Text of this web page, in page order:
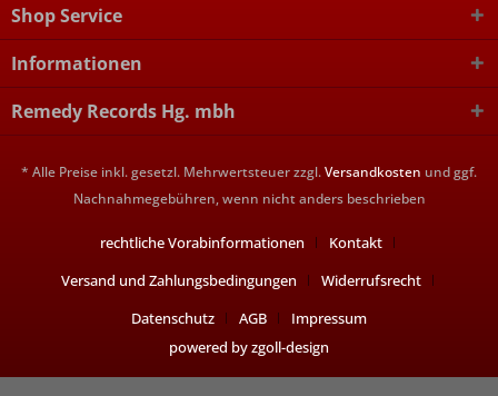
Shop Service
Informationen
Remedy Records Hg. mbh
* Alle Preise inkl. gesetzl. Mehrwertsteuer zzgl.Versandkosten und ggf.
Nachnahmegebühren, wenn nicht anders beschrieben
rechtliche Vorabinformationen
Kontakt
Versand und Zahlungsbedingungen
Widerrufsrecht
Datenschutz
AGB
Impressum
powered by zgoll-design